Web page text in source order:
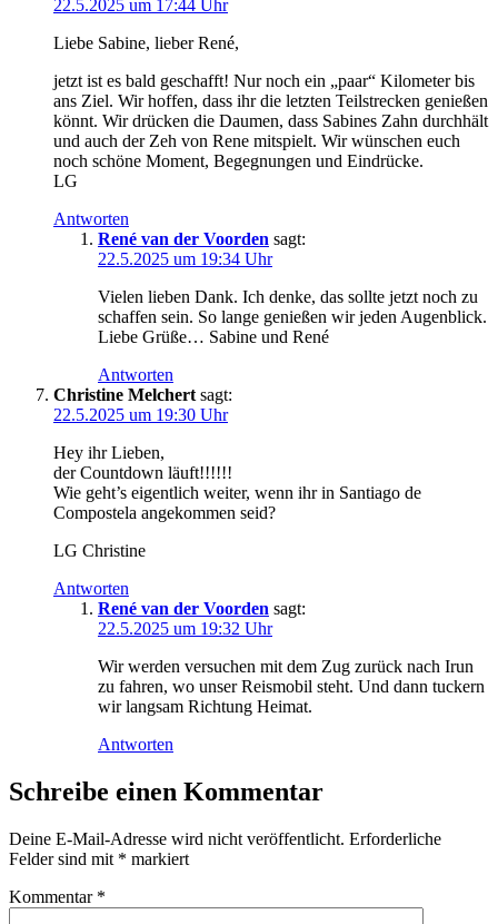
22.5.2025 um 17:44 Uhr
Liebe Sabine, lieber René,
jetzt ist es bald geschafft! Nur noch ein „paar“ Kilometer bis
ans Ziel. Wir hoffen, dass ihr die letzten Teilstrecken genießen
könnt. Wir drücken die Daumen, dass Sabines Zahn durchhält
und auch der Zeh von Rene mitspielt. Wir wünschen euch
noch schöne Moment, Begegnungen und Eindrücke.
LG
Antworten
René van der Voorden sagt:
22.5.2025 um 19:34 Uhr
Vielen lieben Dank. Ich denke, das sollte jetzt noch zu
schaffen sein. So lange genießen wir jeden Augenblick.
Liebe Grüße… Sabine und René
Antworten
Christine Melchert sagt:
22.5.2025 um 19:30 Uhr
Hey ihr Lieben,
der Countdown läuft!!!!!!
Wie geht’s eigentlich weiter, wenn ihr in Santiago de
Compostela angekommen seid?
LG Christine
Antworten
René van der Voorden sagt:
22.5.2025 um 19:32 Uhr
Wir werden versuchen mit dem Zug zurück nach Irun
zu fahren, wo unser Reismobil steht. Und dann tuckern
wir langsam Richtung Heimat.
Antworten
Schreibe einen Kommentar
Deine E-Mail-Adresse wird nicht veröffentlicht. Erforderliche
Felder sind mit * markiert
Kommentar *